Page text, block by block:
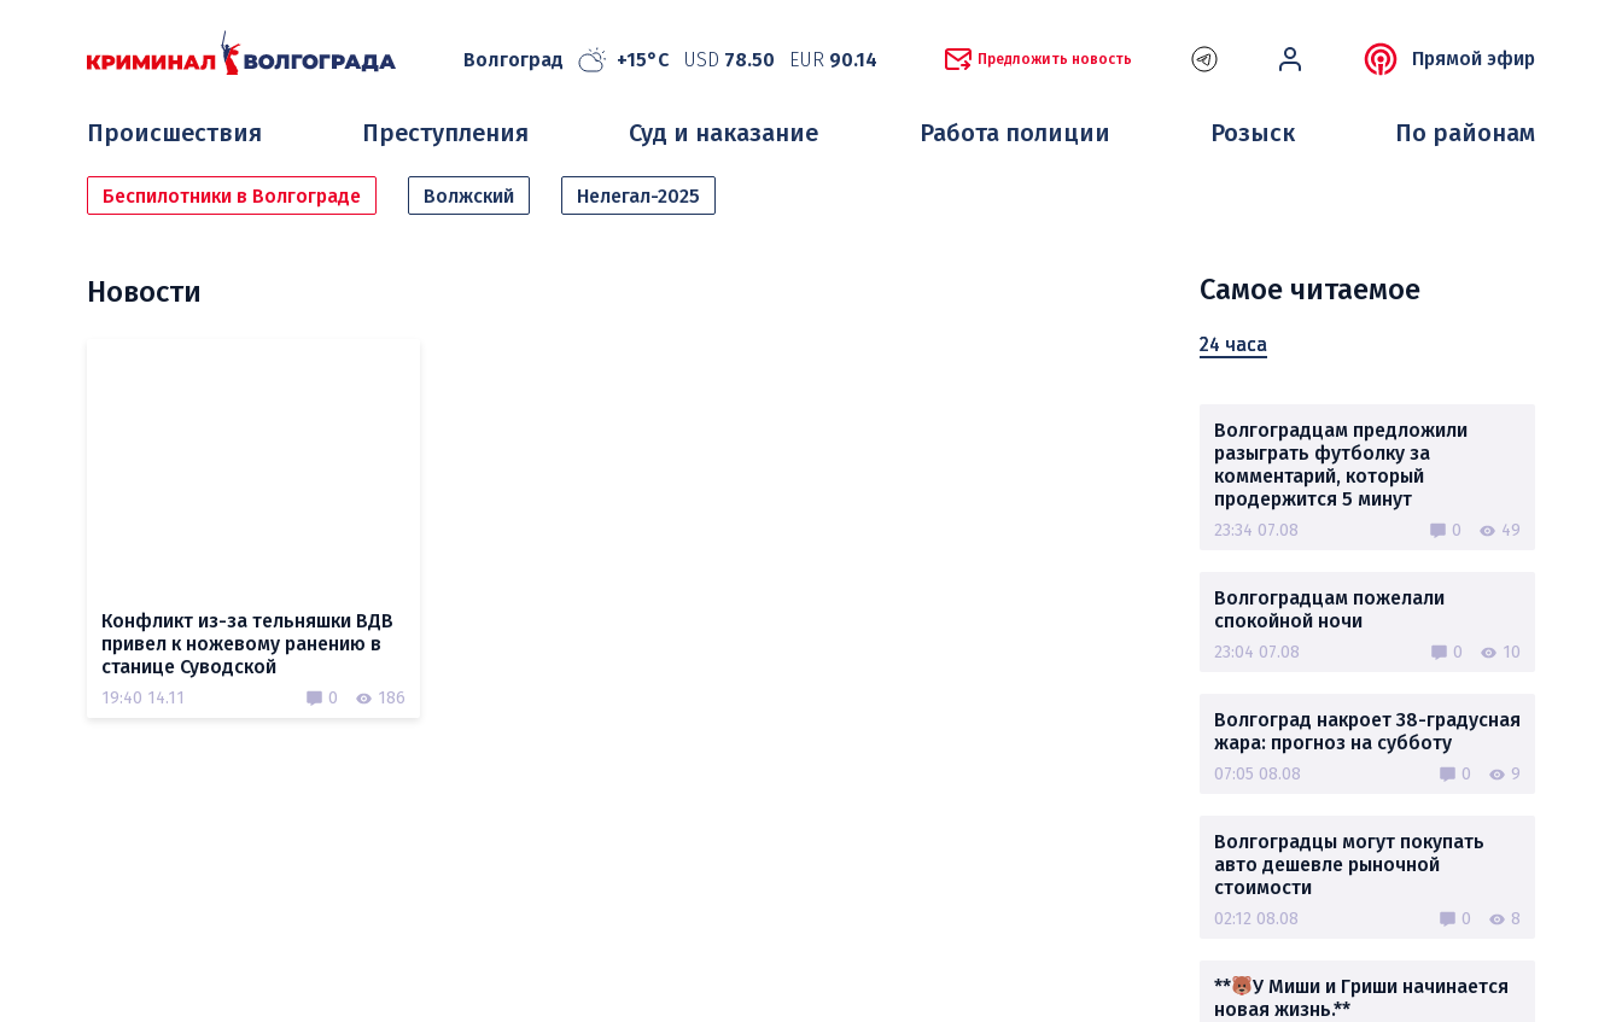
Волгоград +15°C USD 78.50 EUR 90.14 Предложить новость Прямой эфир
Происшествия Преступления Суд и наказание Работа полиции Розыск По районам
Беспилотники в Волгограде Волжский Нелегал-2025
Новости
Конфликт из-за тельняшки ВДВ
привел к ножевому ранению в
станице Суводской
19:40 14.11 0 186
Самое читаемое
24 часа
Волгоградцам предложили
разыграть футболку за
комментарий, который
продержится 5 минут
23:34 07.08 0 49
Волгоградцам пожелали
спокойной ночи
23:04 07.08 0 10
Волгоград накроет 38-градусная
жара: прогноз на субботу
07:05 08.08 0 9
Волгоградцы могут покупать
авто дешевле рыночной
стоимости
02:12 08.08 0 8
**
У Миши и Гриши начинается
новая жизнь.**